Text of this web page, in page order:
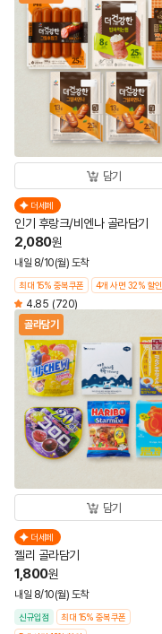
담기
더세페
인기 후랑크/비엔나 골라담기
2,080원
내일 8/10(월) 도착
최대 15% 중복쿠폰 4개 사면 32% 할인
4.85 (720)
골라담기
담기
더세페
젤리 골라담기
1,800원
내일 8/10(월) 도착
신규입점
최대 15% 중복쿠폰